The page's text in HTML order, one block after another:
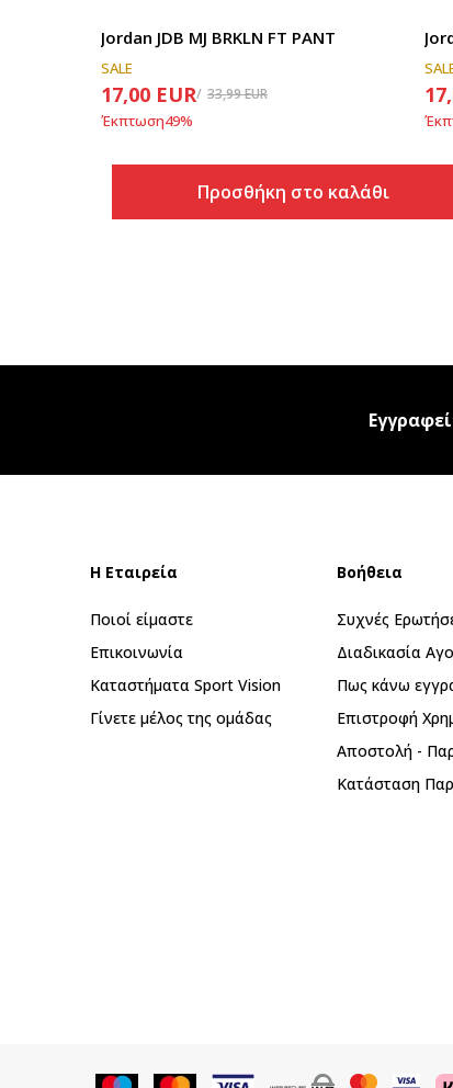
Jordan JDB MJ BRKLN FT PANT
SALE
17,00 EUR 33,99EUR
Έκπτωση49%
Προσθήκη στο καλάθι
Η Εταιρεία
Ποιοί είμαστε
Επικοινωνία
Καταστήματα Sport Vision
Γίνετε μέλος της ομάδας
Βοήθεια
Συχνές
Διαδικασία
Πως κάνω
Επιστροφή
Αποστολή -
Κατάσταση